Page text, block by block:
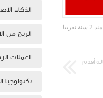
منذ 2 سنة تقريبا
أقدم
الذكاء
الربح من
العملات
تكنولوجيا